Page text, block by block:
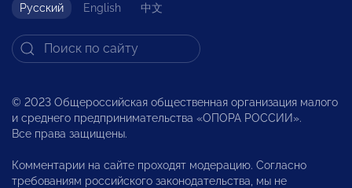
Русский English 中文
© 2023 Общероссийская общественная организация малого
и среднего предпринимательства «ОПОРА РОССИИ».
Все права защищены.
Комментарии на сайте проходят модерацию. Согласно
требованиям российского законодательства, мы не